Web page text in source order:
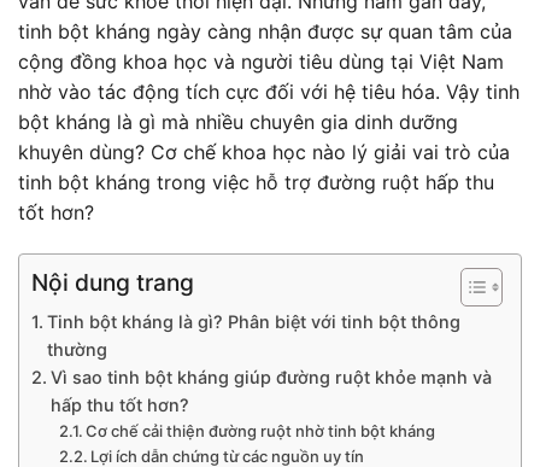
tinh bột kháng ngày càng nhận được sự quan tâm của
cộng đồng khoa học và người tiêu dùng tại Việt Nam
nhờ vào tác động tích cực đối với hệ tiêu hóa. Vậy tinh
bột kháng là gì mà nhiều chuyên gia dinh dưỡng
khuyên dùng? Cơ chế khoa học nào lý giải vai trò của
tinh bột kháng trong việc hỗ trợ đường ruột hấp thu
tốt hơn?
Nội dung trang
Tinh bột kháng là gì? Phân biệt với tinh bột thông
thường
Vì sao tinh bột kháng giúp đường ruột khỏe mạnh và
hấp thu tốt hơn?
Cơ chế cải thiện đường ruột nhờ tinh bột kháng
Lợi ích dẫn chứng từ các nguồn uy tín